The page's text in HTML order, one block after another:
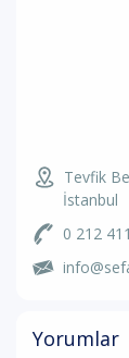
Tevfik
İstanbul
0 212
Yorumlar